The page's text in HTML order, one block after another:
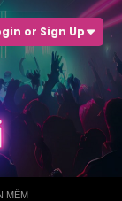
or Sign Up
MỀM